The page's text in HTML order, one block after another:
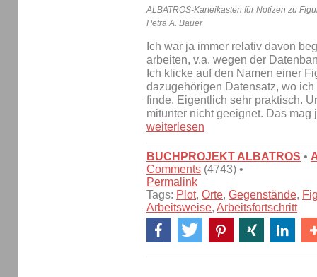
ALBATROS-Karteikasten für Notizen zu
Petra A. Bauer
Ich war ja immer relativ davon
arbeiten, v.a. wegen der
Ich klicke auf den Namen einer
dazugehörigen Datensatz, wo
finde. Eigentlich sehr praktisch.
mitunter nicht geeignet. Das
weiterlesen
BUCHPROJEKT ALBATROS •
Comments (4743) •
Permalink
Tags: Plot, Orte, Gegenstände,
Arbeitsweise, Arbeitsfortschritt